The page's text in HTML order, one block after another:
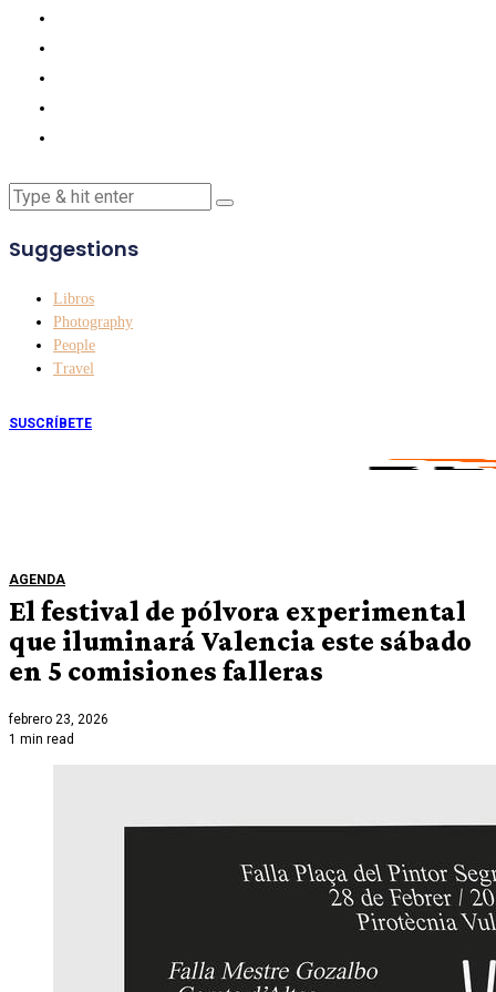
Suggestions
Libros
Photography
People
Travel
SUSCRÍBETE
AGENDA
El festival de pólvora experimental
que iluminará Valencia este sábado
en 5 comisiones falleras
febrero 23, 2026
1 min read